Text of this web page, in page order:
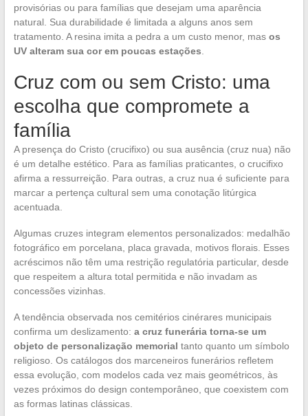
provisórias ou para famílias que desejam uma aparência
natural. Sua durabilidade é limitada a alguns anos sem
tratamento. A resina imita a pedra a um custo menor, mas os
UV alteram sua cor em poucas estações.
Cruz com ou sem Cristo: uma
escolha que compromete a
família
A presença do Cristo (crucifixo) ou sua ausência (cruz nua) não
é um detalhe estético. Para as famílias praticantes, o crucifixo
afirma a ressurreição. Para outras, a cruz nua é suficiente para
marcar a pertença cultural sem uma conotação litúrgica
acentuada.
Algumas cruzes integram elementos personalizados: medalhão
fotográfico em porcelana, placa gravada, motivos florais. Esses
acréscimos não têm uma restrição regulatória particular, desde
que respeitem a altura total permitida e não invadam as
concessões vizinhas.
A tendência observada nos cemitérios cinérares municipais
confirma um deslizamento: a cruz funerária torna-se um
objeto de personalização memorial tanto quanto um símbolo
religioso. Os catálogos dos marceneiros funerários refletem
essa evolução, com modelos cada vez mais geométricos, às
vezes próximos do design contemporâneo, que coexistem com
as formas latinas clássicas.